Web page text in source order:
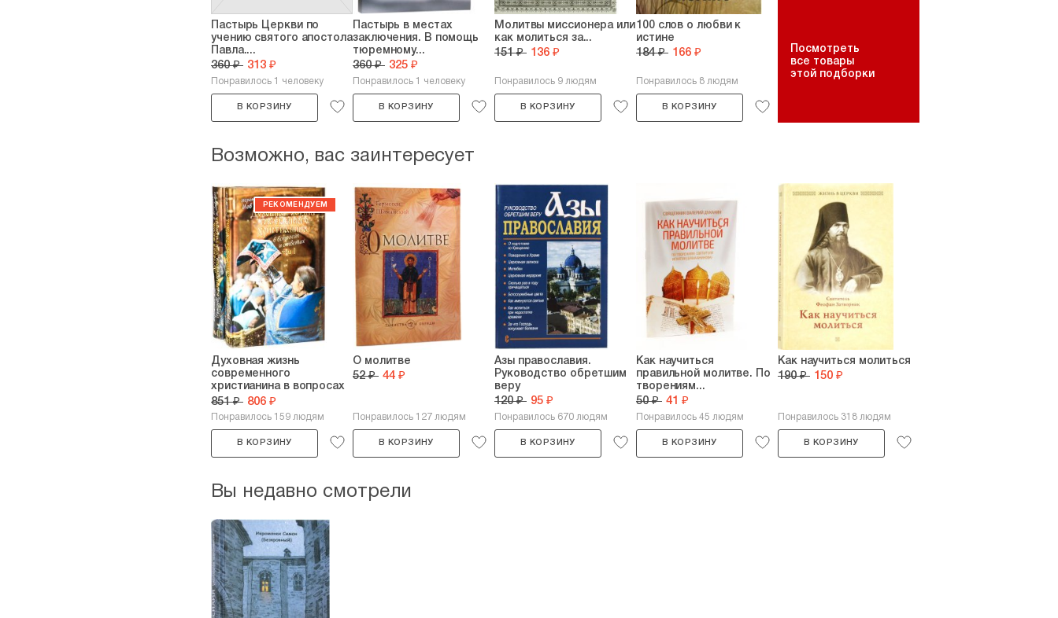
Пастырь Церкви по
учению святого апостола
Павла....
360 ₽ 313 ₽
Понравилось 1 человеку
В КОРЗИНУ
Пастырь в местах
заключения. В помощь
тюремному...
360 ₽ 325 ₽
Понравилось 1 человеку
В КОРЗИНУ
Молитвы миссионера или
как молиться за...
151 ₽ 136 ₽
Понравилось 9 людям
В КОРЗИНУ
100 слов о любви к
истине
184 ₽ 166 ₽
Понравилось 8 людям
В КОРЗИНУ
Посмотреть
все товары
этой подборки
Возможно, вас заинтересует
Духовная жизнь
современного
христианина в вопросах
и...
851 ₽ 806 ₽
Понравилось 159 людям
В КОРЗИНУ
О молитве
52 ₽ 44 ₽
Понравилось 127 людям
В КОРЗИНУ
Азы православия.
Руководство обретшим
веру
120 ₽ 95 ₽
Понравилось 670 людям
В КОРЗИНУ
Как научиться
правильной молитве. По
творениям...
50 ₽ 41 ₽
Понравилось 45 людям
В КОРЗИНУ
Как научиться молиться
190 ₽ 150 ₽
Понравилось 318 людям
В КОРЗИНУ
Вы недавно смотрели